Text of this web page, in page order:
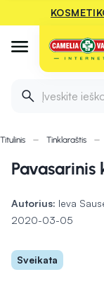
Įveskite
Titulinis Tinklaraštis
Pavasarinis
Autorius: Ieva
2020-03-05
Sveikata